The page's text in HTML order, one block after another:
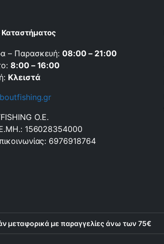
Καταστήματος
– Παρασκευή:08:00 – 21:00
8:00 – 16:00
Κλειστά
Ο.Ε.
156028354000
6976918764
μεταφορικά με παραγγελίες άνω των 75€